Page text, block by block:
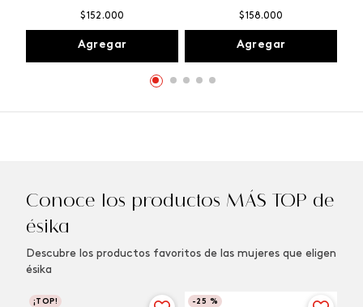
$152 .000
Agregar
$158.000
Agregar
Conoce los productos MÁS TOP de
ésika
Descubre los productos favoritos de las mujeres que eligen
ésika
¡TOP! -25 %